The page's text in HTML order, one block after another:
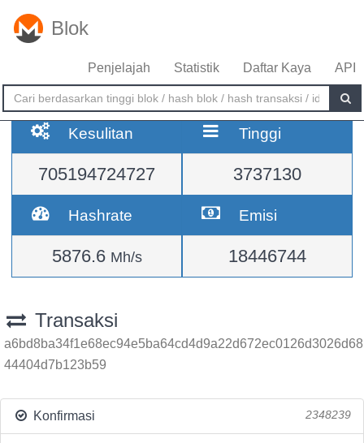
Blok
Penjelajah Statistik Daftar Kaya API
Kesulitan
705194724727
Tinggi
3737130
Hashrate
5876.6 Mh/s
Emisi
18446744
Transaksi
a6bd8ba34f1e68ec94e5ba64cd4d9a22d672ec0126d3026d68
44404d7b123b59
Konfirmasi 2348239